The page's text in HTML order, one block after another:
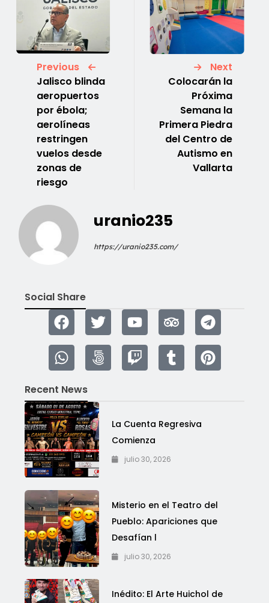
Previous
Jalisco blinda
aeropuertos
por ébola;
aerolíneas
restringen
vuelos desde
zonas de
riesgo
Next
Colocarán la
Próxima
Semana la
Primera Piedra
del Centro de
Autismo en
Vallarta
uranio235
https://uranio235.com/
Social Share
Recent News
La Cuenta Regresiva
Comienza
julio 30, 2026
Misterio en el Teatro del
Pueblo: Apariciones que
Desafían l
julio 30, 2026
Inédito: El Arte Huichol de